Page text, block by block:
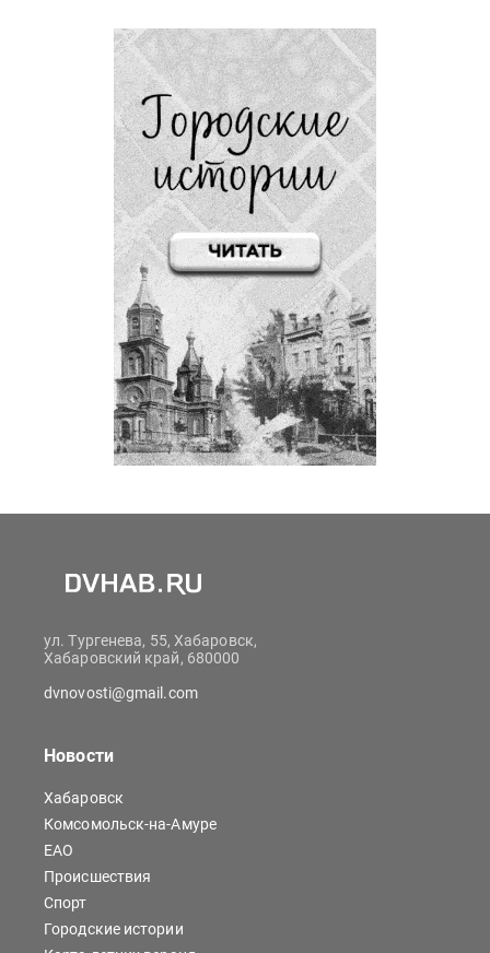
ул. Тургенева, 55, Хабаровск,
Хабаровский край, 680000
dvnovosti@gmail.com
Новости
Хабаровск
Комсомольск-на-Амуре
ЕАО
Происшествия
Спорт
Городские истории